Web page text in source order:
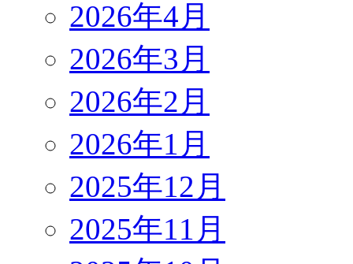
2026年4月
2026年3月
2026年2月
2026年1月
2025年12月
2025年11月